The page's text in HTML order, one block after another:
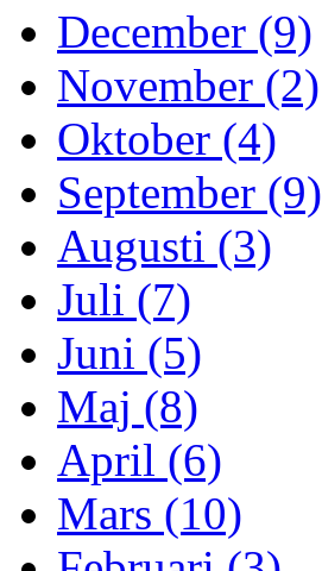
December (9)
November (2)
Oktober (4)
September (9)
Augusti (3)
Juli (7)
Juni (5)
Maj (8)
April (6)
Mars (10)